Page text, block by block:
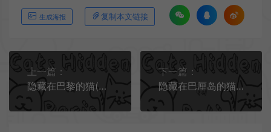
生成海报 复制本文链接
上一篇：
隐藏在巴黎的猫(Cats Hidden in Paris)简中|PC|隐藏物品益智休闲游戏
下一篇：
隐藏在巴厘岛的猫(Cats Hidden in Bali)简中|PC|PUZ|猫咪隐藏益智休闲游戏